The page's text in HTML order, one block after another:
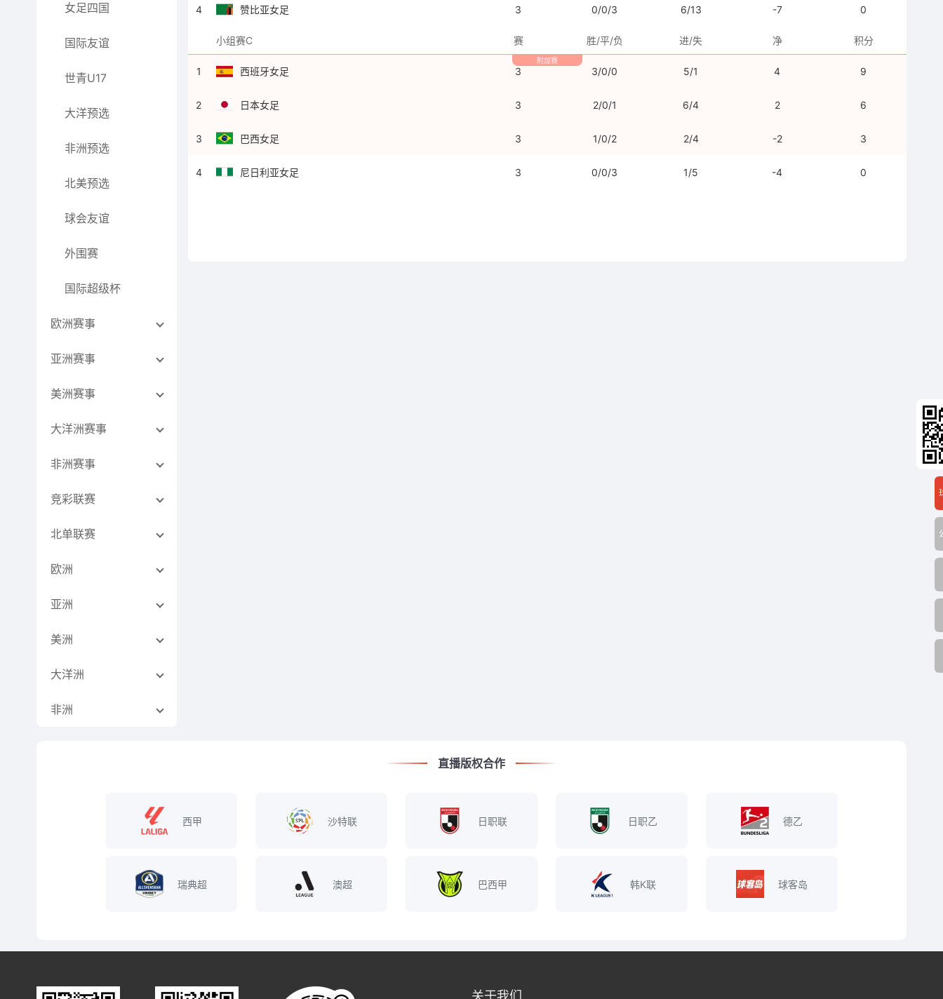
女足四国
国际友谊
世青U17
大洋预选
非洲预选
北美预选
球会友谊
外围赛
国际超级杯
欧洲赛事
亚洲赛事
美洲赛事
大洋洲赛事
非洲赛事
竞彩联赛
北单联赛
欧洲
亚洲
美洲
大洋洲
非洲
4 赞比亚女足 3 0/0/3 6/13 -7 0
小组赛C 赛 胜/平/负 进/失 净 积分
附加赛
1 西班牙女足 3 3/0/0 5/1 4 9
2 日本女足 3 2/0/1 6/4 2 6
3 巴西女足 3 1/0/2 2/4 -2 3
4 尼日利亚女足 3 0/0/3 1/5 -4 0
直播版权合作
西甲 沙特联 日职联 日职乙 德乙
瑞典超 澳超 巴西甲 韩K联 球客岛
关于我们